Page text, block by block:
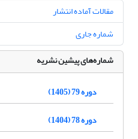
مقالات آماده انتشار
شماره جاری
شماره‌های پیشین نشریه
دوره 79 (1405)
دوره 78 (1404)